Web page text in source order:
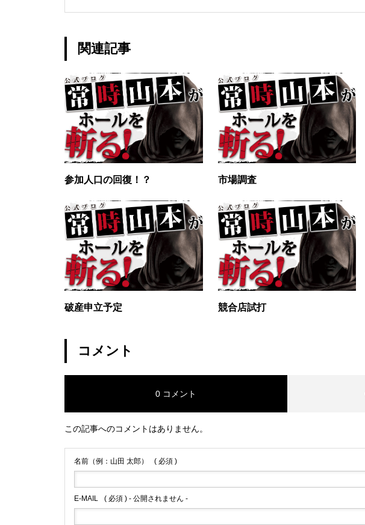
グランドクローズ
グランドクローズ
関連記事
参加人口の回復！？ 市場調査
破産申立予定 競合店試打
コメント
0 コメント
この記事へのコメントはありません。
名前（例：山田 太郎） ( 必須 )
E-MAIL ( 必須 ) - 公開されません -